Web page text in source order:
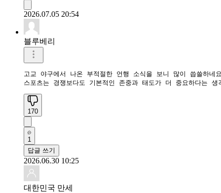
2026.07.05 20:54
블루베리
고교 야구에서 나온 부적절한 언행 소식을 보니 많이 씁쓸하
스포츠는 경쟁보다도 기본적인 존중과 태도가 더 중요하다는
170
1
답글 쓰기
2026.06.30 10:25
대한민국 만세